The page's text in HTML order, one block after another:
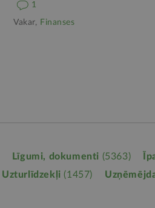
1
Vakar, Finanses
Līgumi, dokumenti (5363)
Uzturlīdzekļi (1457)